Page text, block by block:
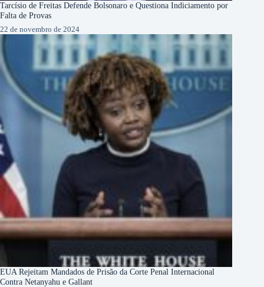
Tarcísio de Freitas Defende Bolsonaro e Questiona Indiciamento por
Falta de Provas
22 de novembro de 2024
EUA Rejeitam Mandados de Prisão da Corte Penal Internacional
Contra Netanyahu e Gallant